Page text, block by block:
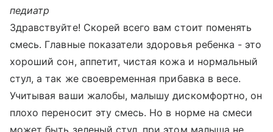
педиатр
Здравствуйте! Скорей всего вам стоит поменять
смесь. Главные показатели здоровья ребенка - это
хороший сон, аппетит, чистая кожа и нормальный
стул, а так же своевременная прибавка в весе.
Учитывая ваши жалобы, малышу дискомфортно, он
плохо переносит эту смесь. Но в норме на смеси
может быть зеленый стул, при этом малыша не